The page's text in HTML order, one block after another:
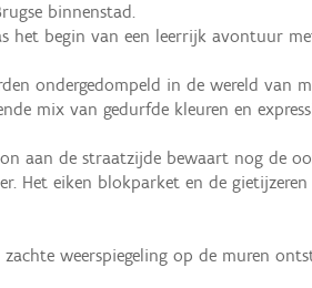
binnenstad.
het begin van een leerrijk avontuur
ondergedompeld in de wereld van
mix van gedurfde kleuren en
aan de straatzijde bewaart nog de
Het eiken blokparket en de
weerspiegeling op de muren